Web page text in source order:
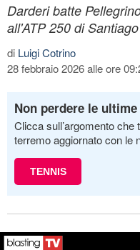
Darderi batte
all'ATP 250 di Santiago
di Luigi Cotrino
28 febbraio 2026 alle ore
Non perdere le
Clicca sull’argomento
terremo aggiornato con le
TENNIS